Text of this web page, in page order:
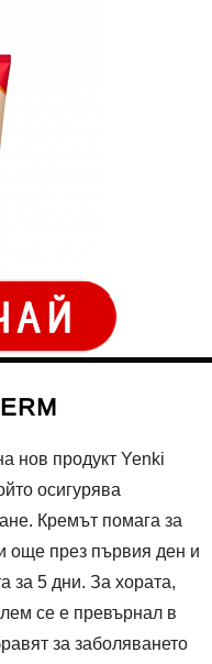
нов продукт Yenki
осигурява
Кремът помага за
още през първия ден и
за 5 дни. За хората,
се е превърнал в
за заболяването